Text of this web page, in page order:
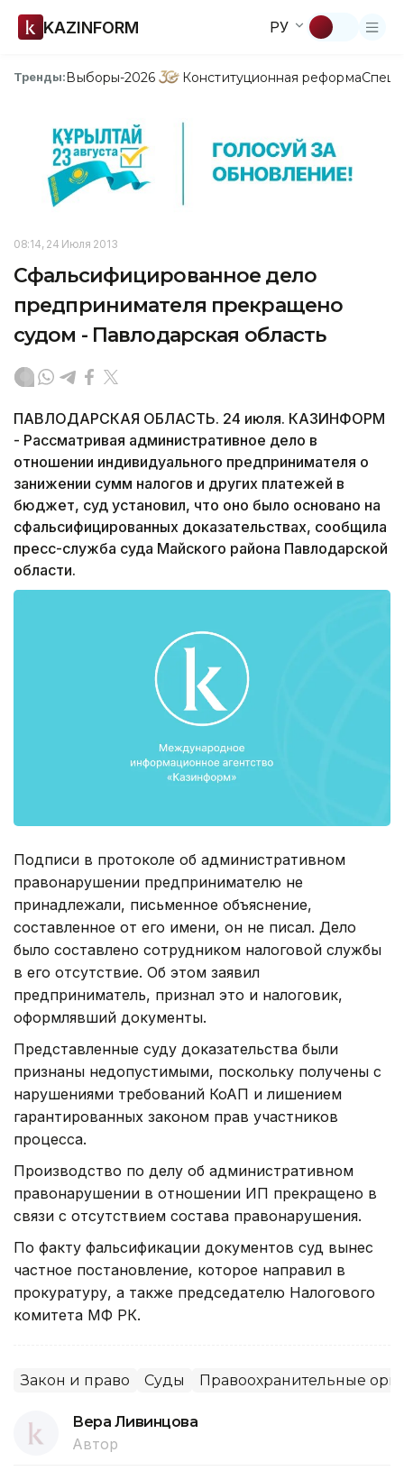
KAZINFORM РУ
Тренды:Выборы-2026 Конституционная реформа
08:14, 24 Июля 2013
Сфальсифицированное дело
предпринимателя прекращено
судом - Павлодарская область
ПАВЛОДАРСКАЯ ОБЛАСТЬ. 24 июля. КАЗИНФОРМ
- Рассматривая административное дело в
отношении индивидуального предпринимателя о
занижении сумм налогов и других платежей в
бюджет, суд установил, что оно было основано на
сфальсифицированных доказательствах, сообщила
пресс-служба суда Майского района Павлодарской
области.
Подписи в протоколе об административном
правонарушении предпринимателю не
принадлежали, письменное объяснение,
составленное от его имени, он не писал. Дело
было составлено сотрудником налоговой службы
в его отсутствие. Об этом заявил
предприниматель, признал это и налоговик,
оформлявший документы.
Представленные суду доказательства были
признаны недопустимыми, поскольку получены с
нарушениями требований КоАП и лишением
гарантированных законом прав участников
процесса.
Производство по делу об административном
правонарушении в отношении ИП прекращено в
связи с отсутствием состава правонарушения.
По факту фальсификации документов суд вынес
частное постановление, которое направил в
прокуратуру, а также председателю Налогового
комитета МФ РК.
Закон и право Суды Правоохранительные
Вера Ливинцова
Автор